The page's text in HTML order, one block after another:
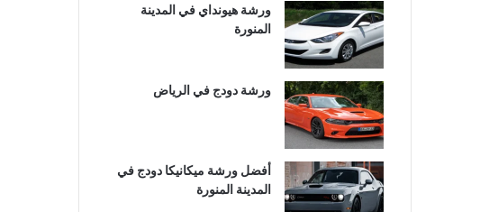
ورشة هيونداي في المدينة
المنورة
ورشة دودج في الرياض
أفضل ورشة ميكانيكا دودج في
المدينة المنورة